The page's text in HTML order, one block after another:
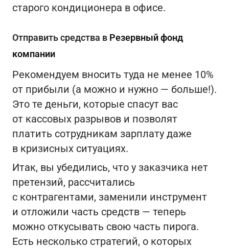
старого кондиционера в офисе.
Отправить средства в Резервный фонд
компании
Рекомендуем вносить туда не менее 10%
от прибыли (а можно и нужно — больше!).
Это те деньги, которые спасут вас
от кассовых разрывов и позволят
платить сотрудникам зарплату даже
в кризисных ситуациях.
Итак, вы убедились, что у заказчика нет
претензий, рассчитались
с контрагентами, заменили инструмент
и отложили часть средств — теперь
можно откусывать свою часть пирога.
Есть несколько стратегий, о которых